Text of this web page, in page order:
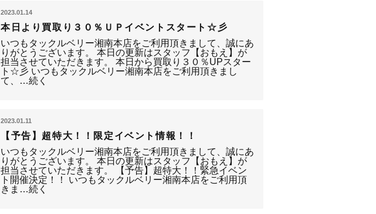
2023.01.14
本日より買取り３０％ＵＰイベントスタート☆彡
いつもタックルベリー湘南本店をご利用頂きまして、誠にあ
りがとうございます。 本日の更新はスタッフ【おもえ】が
担当させていただきます。 本日から買取り３０％UPスター
ト☆彡 いつもタックルベリー湘南本店をご利用頂きまし
て、…続く
2023.01.11
【予告】超特大！！限定イベント情報！！
いつもタックルベリー湘南本店をご利用頂きまして、誠にあ
りがとうございます。 本日の更新はスタッフ【おもえ】が
担当させていただきます。 【予告】超特大！！緊急イベン
ト開催決定！！ いつもタックルベリー湘南本店をご利用頂
きま…続く